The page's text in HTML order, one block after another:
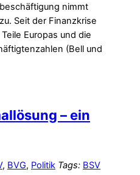
nimmt
Seit der Finanzkrise
Europas und die
(Bell und
– ein
, BVG, Politik Tags: BSV